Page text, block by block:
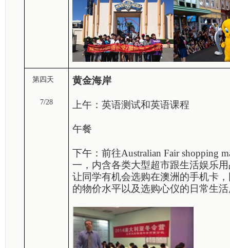
第四天
7/28
黄金海岸
上午：英语测试和英语课程
午餐
下午： 前往Australian Fairshopping
一，内含各类大型超市跟生活娱乐
让同学有机会选购在澳洲的手机卡
的物价水平以及选购心仪的日常生